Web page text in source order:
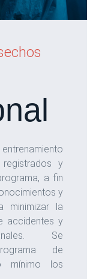
registrados y
a fin
y
minimizar la
accidentes y
Se
de
mínimo los